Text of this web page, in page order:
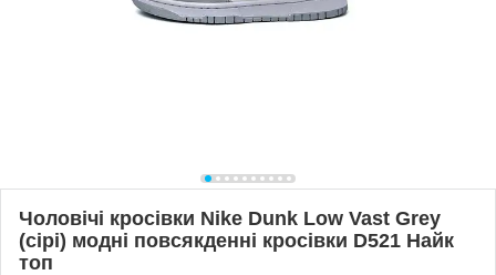
Чоловічі кросівки Nike Dunk Low Vast Grey
(сірі) модні повсякденні кросівки D521 Найк
топ